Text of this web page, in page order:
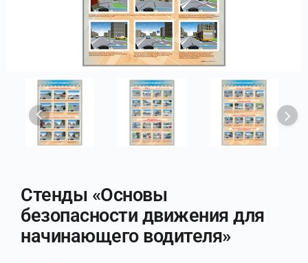
Стенды «Основы
безопасности движения для
начинающего водителя»